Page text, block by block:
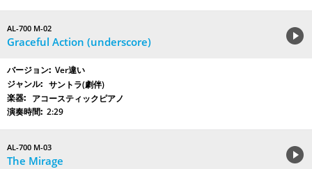
AL-700 M-02
Graceful Action (underscore)
Ver違い
サントラ(劇伴)
アコースティックピアノ
2:29
AL-700 M-03
The Mirage